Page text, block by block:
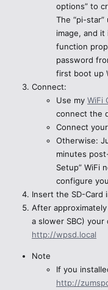
options” to
The “pi-
image, and
function
password
first boot up
Connect:
Use my WiFi
connect the
Connect
Otherwise:
minutes
Setup” WiFi
configure
Insert the SD-
After
a slower SBC) your
http://wpsd.local
Note
If you
http://